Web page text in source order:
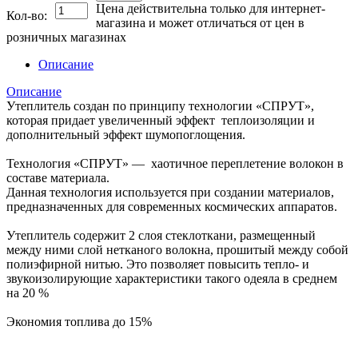
Кол-во:
Цена действительна только для интернет-
магазина и может отличаться от цен в
розничных магазинах
Описание
Описание
Утеплитель создан по принципу технологии «СПРУТ»,
которая придает увеличенный эффект теплоизоляции и
дополнительный эффект шумопоглощения.
Технология «СПРУТ» — хаотичное переплетение волокон в
составе материала.
Данная технология используется при создании материалов,
предназначенных для современных космических аппаратов.
Утеплитель содержит 2 слоя стеклоткани, размещенный
между ними слой нетканого волокна, прошитый между собой
полиэфирной нитью. Это позволяет повысить тепло- и
звукоизолирующие характеристики такого одеяла в среднем
на 20 %
Экономия топлива до 15%